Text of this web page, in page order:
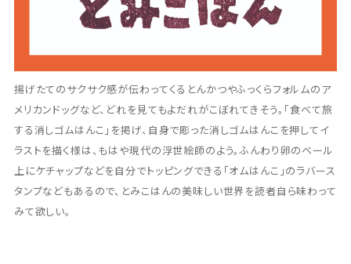
揚げたてのサクサク感が伝わってくるとんかつやふっくらフォルムのア
メリカンドッグなど、どれを見てもよだれがこぼれてきそう。「食べて旅
する消しゴムはんこ」を掲げ、自身で彫った消しゴムはんこを押してイ
ラストを描く様は、もはや現代の浮世絵師のよう。ふんわり卵のベール
上にケチャップなどを自分でトッピングできる「オムはんこ」のラバース
タンプなどもあるので、とみこはんの美味しい世界を読者自ら味わって
みて欲しい。